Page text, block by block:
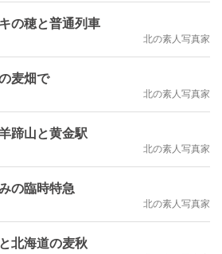
の穂と普通列車
北の素人写真家
麦畑で
北の素人写真家
蹄山と黄金駅
北の素人写真家
の臨時特急
北の素人写真家
北海道の麦秋